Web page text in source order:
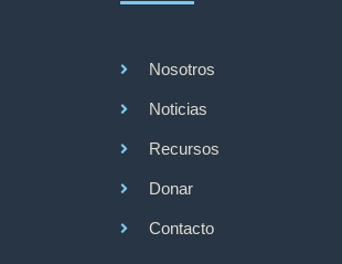
Nosotros
Noticias
Recursos
Donar
Contacto